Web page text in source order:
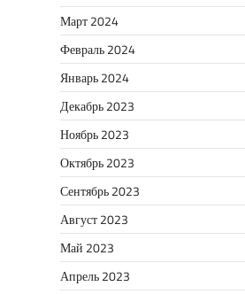
Март 2024
Февраль 2024
Январь 2024
Декабрь 2023
Ноябрь 2023
Октябрь 2023
Сентябрь 2023
Август 2023
Май 2023
Апрель 2023